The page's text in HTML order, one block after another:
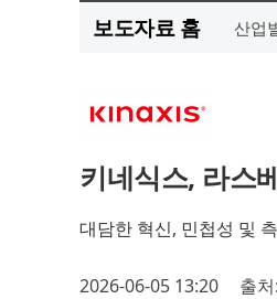
보도자료 홈 산업
키네식스, 라스
대담한 혁신, 민첩성 및
2026-06-05 13:20 출처: